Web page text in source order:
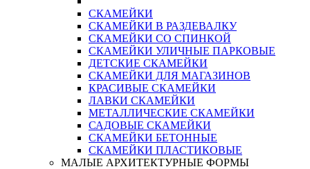
СКАМЕЙКИ
СКАМЕЙКИ В РАЗДЕВАЛКУ
СКАМЕЙКИ СО СПИНКОЙ
СКАМЕЙКИ УЛИЧНЫЕ ПАРКОВЫЕ
ДЕТСКИЕ СКАМЕЙКИ
СКАМЕЙКИ ДЛЯ МАГАЗИНОВ
КРАСИВЫЕ СКАМЕЙКИ
ЛАВКИ СКАМЕЙКИ
МЕТАЛЛИЧЕСКИЕ СКАМЕЙКИ
САДОВЫЕ СКАМЕЙКИ
СКАМЕЙКИ БЕТОННЫЕ
СКАМЕЙКИ ПЛАСТИКОВЫЕ
МАЛЫЕ АРХИТЕКТУРНЫЕ ФОРМЫ